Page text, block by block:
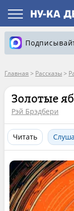
Главная > Рассказы >
Золотые
Рэй Брэдбери
Читать